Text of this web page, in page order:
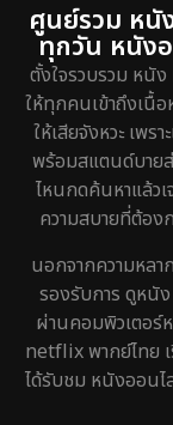
ศูนย์รวม หนั
ทุกวัน หนัง
ตั้งใจรวบรวม หนั
ให้ทุกคนเข้าถึงเนื้
ให้เสียจังหวะ เพร
พร้อมสแตนด์บาย
ไหนกดค้นหาแล้ว
ความสบายที่ต้อ
นอกจากความหลา
รองรับการ ดูหนั
ผ่านคอมพิวเตอร์
netflix พากย์ไทย
ได้รับชม หนังออน